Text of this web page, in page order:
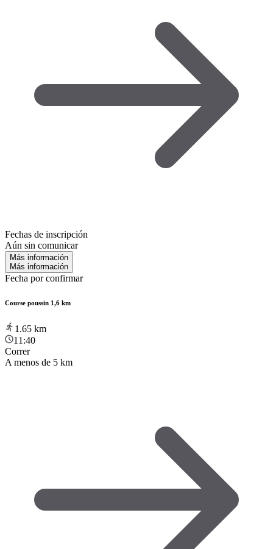
Fechas de inscripción
Aún sin comunicar
Más información
Más información
Fecha por confirmar
Course poussin 1,6 km
1.65 km
11:40
Correr
A menos de 5 km